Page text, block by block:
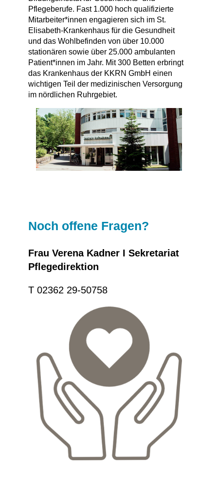
Pflegeberufe. Fast 1.000 hoch qualifizierte
Mitarbeiter*innen engagieren sich im St.
Elisabeth-Krankenhaus für die Gesundheit
und das Wohlbefinden von über 10.000
stationären sowie über 25.000 ambulanten
Patient*innen im Jahr. Mit 300 Betten erbringt
das Krankenhaus der KKRN GmbH einen
wichtigen Teil der medizinischen Versorgung
im nördlichen Ruhrgebiet.
Noch offene Fragen?
Frau Verena Kadner I Sekretariat
Pflegedirektion
T 02362 29-50758